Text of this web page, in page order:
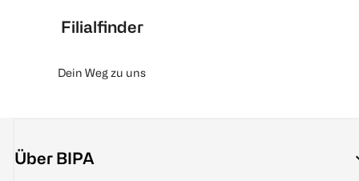
Filialfinder
Dein Weg zu uns
Über BIPA